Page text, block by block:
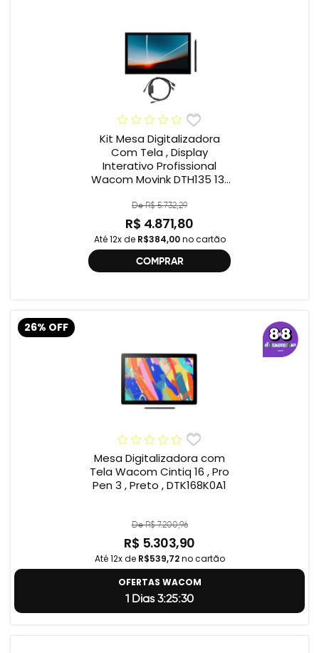
Kit Mesa Digitalizadora
Com Tela , Display
Interativo Profissional
Wacom Movink DTH135 13”
One , 2ª geração
De R$ 5.732,29
R$ 4.871,80
Até 12x de R$384,00no cartão
COMPRAR
26% OFF
Mesa Digitalizadora com
Tela Wacom Cintiq 16 , Pro
Pen 3 , Preto , DTK168K0A1
De R$ 7.200,96
R$ 5.303,90
Até 12x de R$539,72no cartão
OFERTAS WACOM
1 Dias 3:25:29